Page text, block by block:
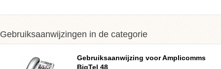
Gebruiksaanwijzingen in de categorie
Gebruiksaanwijzing voorAmplicomms
BigTel 48